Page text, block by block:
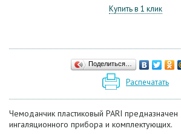
Купить в 1 клик
Поделиться…
Распечатать
Чемоданчик пластиковый PARI предназначен
ингаляционного прибора и комплектующих.